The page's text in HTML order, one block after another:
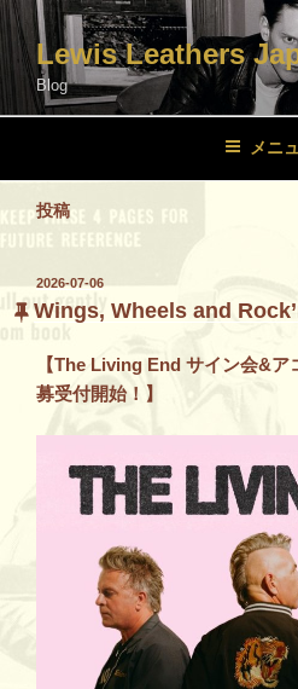
コ
ス
キ
Lewis Leathers
Blog
メニ
投稿
投
稿
日:
2026-07-06
Wings, Wheels and
【The Living End サイン会&
募受付開始！】